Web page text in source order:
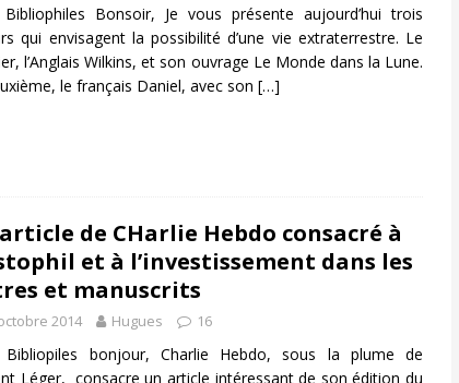
Bonsoir, Je vous présente aujourd’hui trois
qui envisagent la possibilité d’une vie extraterrestre. Le
l’Anglais Wilkins, et son ouvrage Le Monde dans la Lune.
le français Daniel, avec son […]
de CHarlie Hebdo consacré à
et à l’investissement dans les
et manuscrits
2014 Hugues 16
Bibliopiles bonjour, Charlie Hebdo, sous la plume de
Léger, consacre un article intéressant de son édition du